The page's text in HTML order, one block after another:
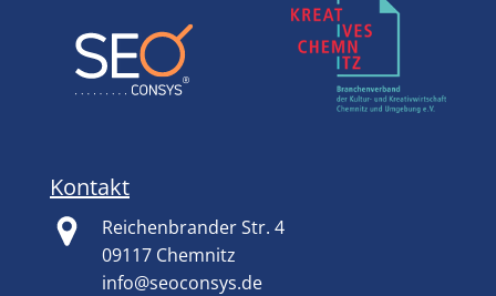
Kontakt
Reichenbrander Str. 4
09117 Chemnitz
info@seoconsys.de